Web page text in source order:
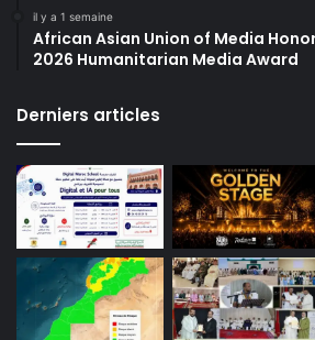
il y a 1 semaine
African Asian Union of Media
2026 Humanitarian Media Award
Derniers articles